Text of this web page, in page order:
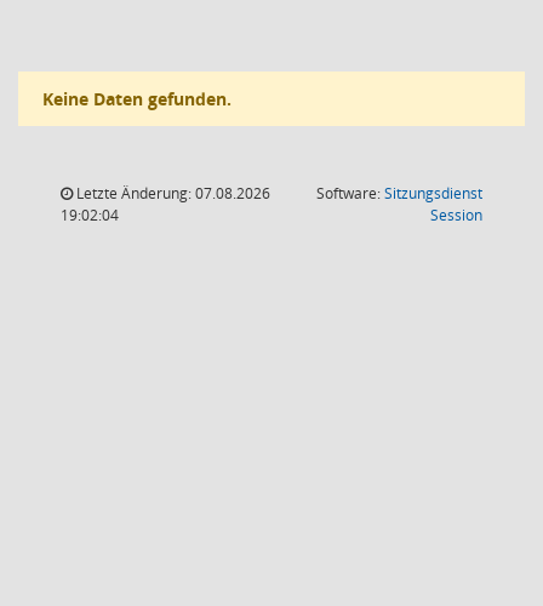
Keine Daten gefunden.
Letzte Änderung: 07.08.2026
19:02:04
Software:Sitzungsdienst
Session(Wird in